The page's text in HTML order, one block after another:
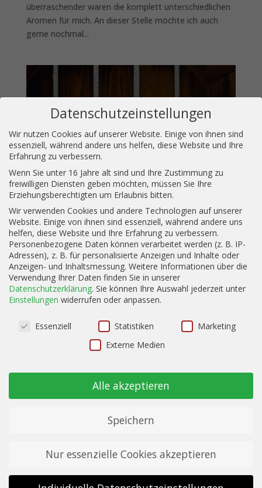
überraschender waren die komplett unterschiedlichen
Aromen für mich. An dieser Stelle möchte ich auch
gerne nochmal...
Ron Cihuatan Cinabrio: Rum küsst Orange
Als zweites widmen wir uns dem Ron Cihuatan
Cinabrio, welcher zwischen 12 – 14 Jahre alt ist. Ich bin
sehr gespannt was sich getan hat bei ca 4 Jahren
längerer Reifung zum Indigo. An dieser Stelle möchte
ich auch gerne nochmal erwähnen, dass ich trotz...
Salvador
Datenschutzeinstellungen
Wir nutzen Cookies auf unserer Website. Einige von ihnen sind
essenziell, während andere uns helfen, diese Website und Ihre
Erfahrung zu verbessern.
Wenn Sie unter 16 Jahre alt sind und Ihre Zustimmung zu
freiwilligen Diensten geben möchten, müssen Sie Ihre
Erziehungsberechtigten um Erlaubnis bitten.
Wir verwenden Cookies und andere Technologien auf unserer
Website. Einige von ihnen sind essenziell, während andere uns
helfen, diese Website und Ihre Erfahrung zu verbessern.
Personenbezogene Daten können verarbeitet werden (z. B. IP-
Adressen), z. B. für personalisierte Anzeigen und Inhalte oder
Anzeigen- und Inhaltsmessung. Weitere Informationen über die
Verwendung Ihrer Daten finden Sie in unserer
Datenschutzerklärung. Sie können Ihre Auswahl jederzeit unter
Einstellungen widerrufen oder anpassen.
Datenschutzeinstellungen
Essenziell Statistiken
Marketing
Externe Medien
Alle akzeptieren
Speichern
Nur essenzielle Cookies akzeptieren